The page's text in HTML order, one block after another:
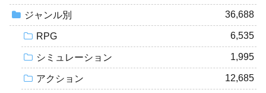
ジャンル別 36,688
RPG 6,535
シミュレーション 1,995
アクション 12,685